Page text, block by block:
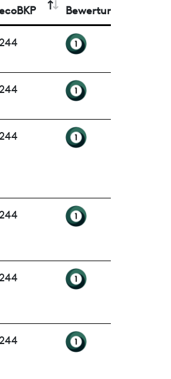
Bewertung
244
244
244
244
244
244